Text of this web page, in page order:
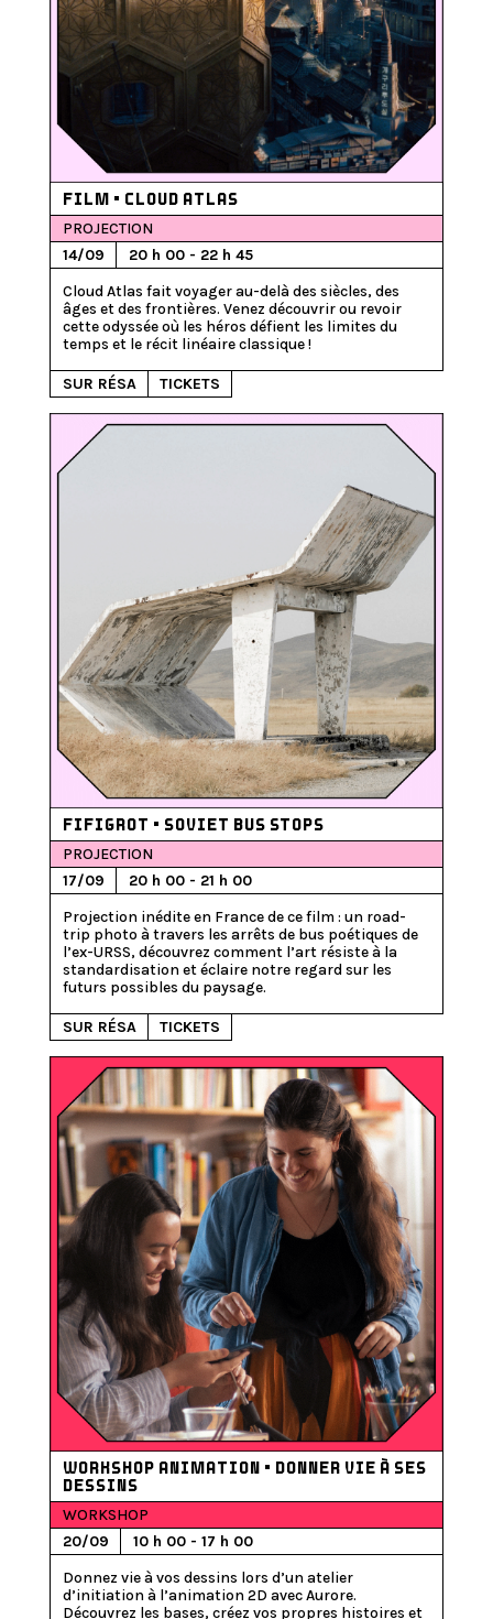
FILM • CLOUD ATLAS
14/09 20 h 00 - 22 h 45
SUR RÉSA
PROJECTION
Cloud Atlas fait voyager au-delà des siècles, des
âges et des frontières. Venez découvrir ou revoir
cette odyssée où les héros défient les limites du
TICKETS
FIFIGROT • SOVIET BUS STOPS
17/09 20 h 00 - 21 h 00
SUR RÉSA
PROJECTION
Projection inédite en France de ce film : un road-
trip photo à travers les arrêts de bus poétiques de
l’ex-URSS, découvrez comment l’art résiste à la
standardisation et éclaire notre regard sur les
futurs possibles du paysage.
TICKETS
WORKSHOP ANIMATION • DONNER VIE À SES
DESSINS
20/09 10 h 00 - 17 h 00
WORKSHOP
Donnez vie à vos dessins lors d’un atelier
d’initiation à l’animation 2D avec Aurore.
Découvrez les bases, créez vos propres histoires et